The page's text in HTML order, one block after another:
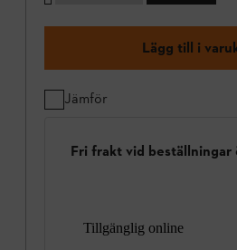
Lägg till i
Jämför
Fri frakt vid
Tillgänglig online